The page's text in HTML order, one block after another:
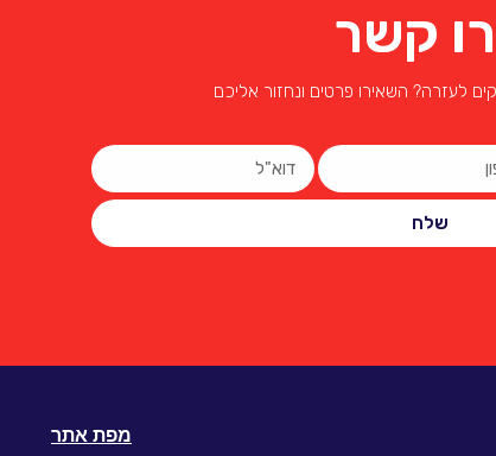
קשר
לעזרה? השאירו פרטים ונחזור אליכם
שלח
מפת אתר